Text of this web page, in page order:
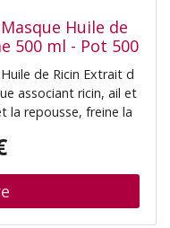
Huile de
500 ml - Pot 500
de Ricin Extrait d
associant ricin, ail et
la repousse, freine la